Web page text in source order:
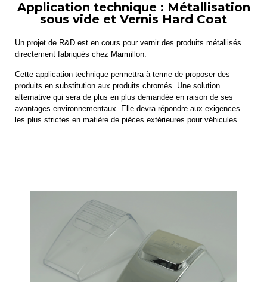
Application technique : Métallisation
sous vide et Vernis Hard Coat
Un projet de R&D est en cours pour vernir des produits métallisés
directement fabriqués chez Marmillon.
Cette application technique permettra à terme de proposer des
produits en substitution aux produits chromés. Une solution
alternative qui sera de plus en plus demandée en raison de ses
avantages environnementaux. Elle devra répondre aux exigences
les plus strictes en matière de pièces extérieures pour véhicules.